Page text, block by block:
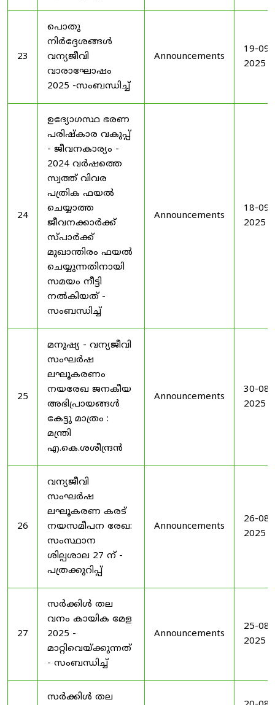
23
പൊതു
നിർദ്ദേശങ്ങൾ
വന്യജീവി
വാരാഘോഷം
2025 -സംബന്ധിച്ച്
Announcements
19-09-
2025
24
ഉദ്യോഗസ്ഥ ഭരണ
പരിഷ്കാര വകുപ്പ്
- ജീവനകാര്യം -
2024 വർഷത്തെ
സ്വത്ത് വിവര
പത്രിക ഫയൽ
ചെയ്യാത്ത
ജീവനക്കാർക്ക്
സ്പാർക്ക്
മുഖാന്തിരം ഫയൽ
ചെയ്യുന്നതിനായി
സമയം നീട്ടി
നൽകിയത് -
സംബന്ധിച്ച്
Announcements
18-09-
2025
25
മനുഷ്യ - വന്യജീവി
സംഘർഷ
ലഘൂകരണം
നയരേഖ ജനകീയ
അഭിപ്രായങ്ങൾ
കേട്ടു മാത്രം :
മന്ത്രി
എ.കെ.ശശീന്ദ്രൻ
Announcements
30-08-
2025
26
വന്യജീവി
സംഘർഷ
ലഘൂകരണ കരട്
നയസമീപന രേഖ:
സംസ്ഥാന
ശില്പശാല 27 ന് -
പത്രക്കുറിപ്പ്
Announcements
26-08-
2025
27
സർക്കിൾ തല
വനം കായിക മേള
2025 -
മാറ്റിവെയ്ക്കുന്നത്
- സംബന്ധിച്ച്
Announcements
25-08-
2025
സർക്കിൾ തല